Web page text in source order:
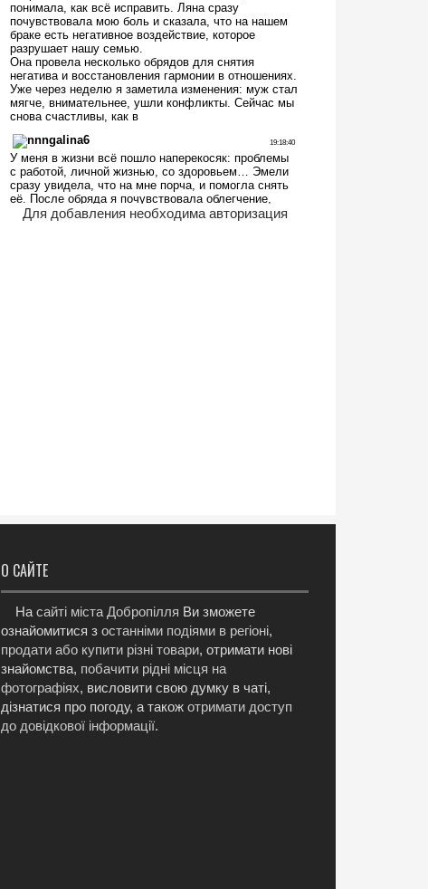
Для добавления необходима авторизация
О САЙТЕ
На сайті міста Добропілля Ви зможете
ознайомитися з останніми подіями в регіоні,
продати або купити різні товари, отримати нові
знайомства, побачити рідні місця на
фотографіях, висловити свою думку в чаті,
дізнатися про погоду, а також отримати доступ
до довідкової інформації.